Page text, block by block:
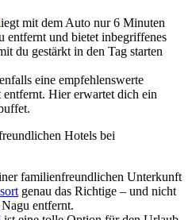
mit dem Auto nur 6 Minuten
entfernt und bietet inbegriffenes
du gestärkt in den Tag starten
eine empfehlenswerte
Hier erwartet dich ein
Hotels bei
familienfreundlichen Unterkunft
genau das Richtige – und nicht
entfernt.